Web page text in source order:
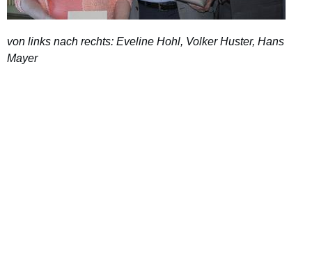
von links nach rechts: Eveline Hohl, Volker Huster, Hans
Mayer